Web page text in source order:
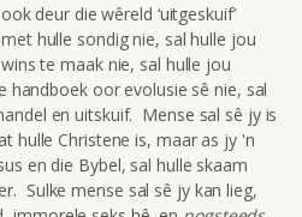
deur die wêreld ‘uitgeskuif’
hulle sondig nie, sal hulle jou
te maak nie, sal hulle jou
oor evolusie sê nie, sal
en uitskuif. Mense sal sê jy is
hulle Christene is, maar as jy 'n
en die Bybel, sal hulle skaam
Sulke mense sal sê jy kan lieg,